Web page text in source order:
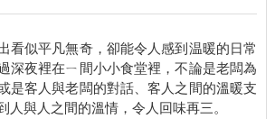
看似平凡無奇，卻能令人感到温暖的日常
深夜裡在ㄧ間小小食堂裡，不論是老闆為
是客人與老闆的對話、客人之間的溫暖支